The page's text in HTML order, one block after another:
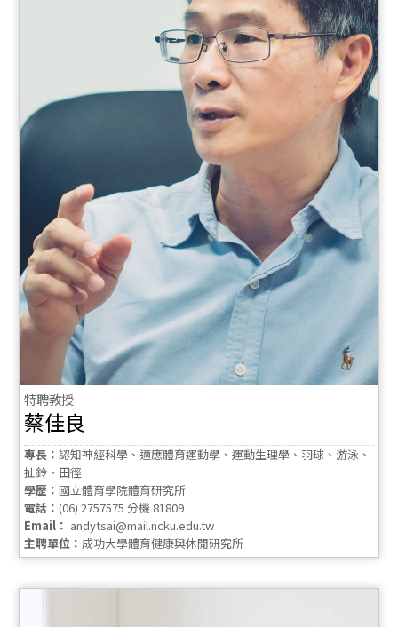
特聘教授
蔡佳良
專長： 認知神經科學、適應體育運動學、運動生理學、羽球、游泳、
扯鈴、田徑
學歷： 國立體育學院體育研究所
電話： (06) 2757575 分機 81809
Email： andytsai@mail.ncku.edu.tw
主聘單位： 成功大學體育健康與休閒研究所